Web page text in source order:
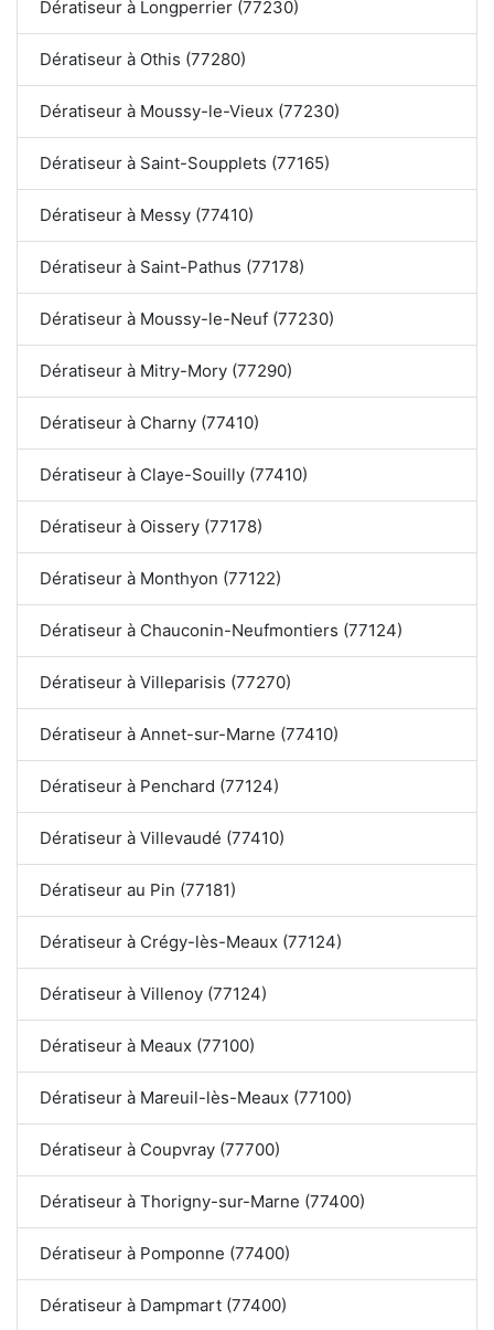
Dératiseur à Longperrier (77230)
Dératiseur à Othis (77280)
Dératiseur à Moussy-le-Vieux (77230)
Dératiseur à Saint-Soupplets (77165)
Dératiseur à Messy (77410)
Dératiseur à Saint-Pathus (77178)
Dératiseur à Moussy-le-Neuf (77230)
Dératiseur à Mitry-Mory (77290)
Dératiseur à Charny (77410)
Dératiseur à Claye-Souilly (77410)
Dératiseur à Oissery (77178)
Dératiseur à Monthyon (77122)
Dératiseur à Chauconin-Neufmontiers (77124)
Dératiseur à Villeparisis (77270)
Dératiseur à Annet-sur-Marne (77410)
Dératiseur à Penchard (77124)
Dératiseur à Villevaudé (77410)
Dératiseur au Pin (77181)
Dératiseur à Crégy-lès-Meaux (77124)
Dératiseur à Villenoy (77124)
Dératiseur à Meaux (77100)
Dératiseur à Mareuil-lès-Meaux (77100)
Dératiseur à Coupvray (77700)
Dératiseur à Thorigny-sur-Marne (77400)
Dératiseur à Pomponne (77400)
Dératiseur à Dampmart (77400)